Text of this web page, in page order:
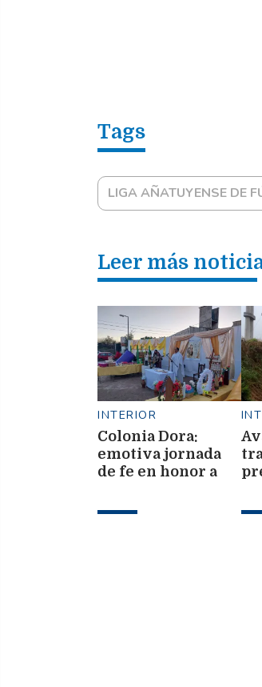
LIGA AÑATUYENSE DE
Leer más
INTERIOR
Colonia Dora:
emotiva jornada
de fe en honor a